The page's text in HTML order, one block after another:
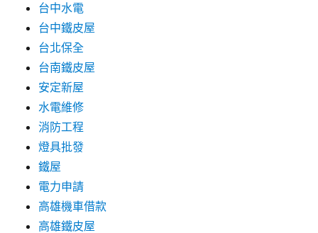
台中水電
台中鐵皮屋
台北保全
台南鐵皮屋
安定新屋
水電維修
消防工程
燈具批發
鐵屋
電力申請
高雄機車借款
高雄鐵皮屋